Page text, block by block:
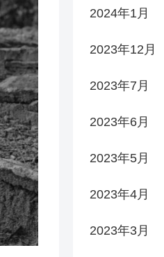
2024年1月
2023年12月
2023年7月
2023年6月
2023年5月
2023年4月
2023年3月